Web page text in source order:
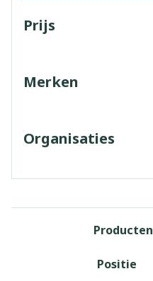
Prijs
Merken
Organisaties
Producten
Sorteer op: